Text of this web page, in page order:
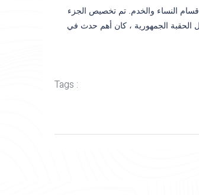
النساء والخدم. تم تخصيص الجزء
الحقبة الجمهورية ، كان أهم حدث في
Tags :